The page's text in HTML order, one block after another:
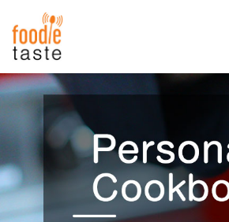
สูตรอาหาร
สูตรอาหารล่าสุด
Top Foodie
พาไปชิม
สารพันก้นครัว